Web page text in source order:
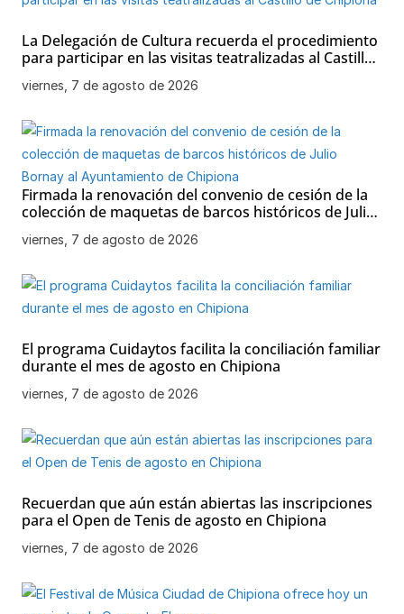
La Delegación de Cultura recuerda el procedimiento
para participar en las visitas teatralizadas al Castillo
de Chipiona
viernes, 7 de agosto de 2026
Firmada la renovación del convenio de cesión de la
colección de maquetas de barcos históricos de Julio
Bornay al Ayuntamiento de Chipiona
viernes, 7 de agosto de 2026
El programa Cuidaytos facilita la conciliación familiar
durante el mes de agosto en Chipiona
viernes, 7 de agosto de 2026
Recuerdan que aún están abiertas las inscripciones
para el Open de Tenis de agosto en Chipiona
viernes, 7 de agosto de 2026